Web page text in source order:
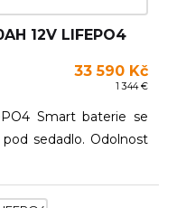
12V LIFEPO4
33 590 Kč
1 344 €
Smart baterie se
sedadlo. Odolnost